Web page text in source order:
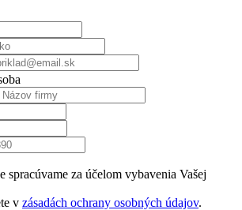
spracúvame za účelom vybavenia Vašej
v zásadách ochrany osobných údajov.